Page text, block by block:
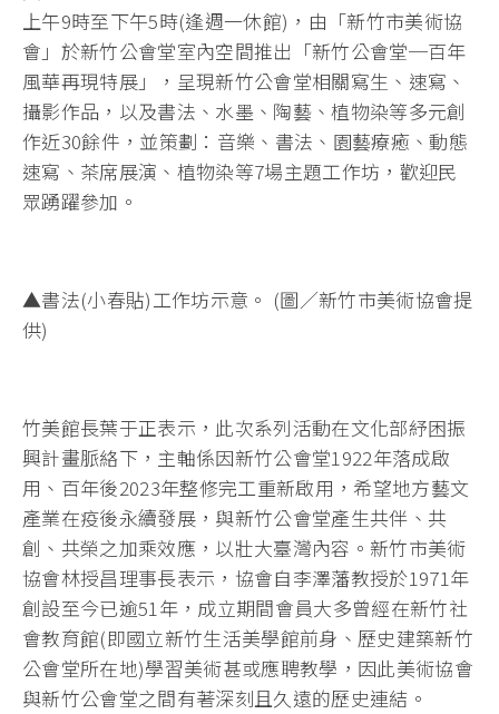
上午9時至下午5時(逢週一休館)，由「新竹市美術協
會」於新竹公會堂室內空間推出「新竹公會堂─百年
風華再現特展」，呈現新竹公會堂相關寫生、速寫、
攝影作品，以及書法、水墨、陶藝、植物染等多元創
作近30餘件，並策劃：音樂、書法、園藝療癒、動態
速寫、茶席展演、植物染等7場主題工作坊，歡迎民
眾踴躍參加。
▲書法(小春貼)工作坊示意。 (圖／新竹市美術協會提
供)
竹美館長葉于正表示，此次系列活動在文化部紓困振
興計畫脈絡下，主軸係因新竹公會堂1922年落成啟
用、百年後2023年整修完工重新啟用，希望地方藝文
產業在疫後永續發展，與新竹公會堂產生共伴、共
創、共榮之加乘效應，以壯大臺灣內容。新竹市美術
協會林授昌理事長表示，協會自李澤藩教授於1971年
創設至今已逾51年，成立期間會員大多曾經在新竹社
會教育館(即國立新竹生活美學館前身、歷史建築新竹
公會堂所在地)學習美術甚或應聘教學，因此美術協會
與新竹公會堂之間有著深刻且久遠的歷史連結。